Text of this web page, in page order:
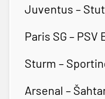
Juventus –
Paris SG – PSV
Sturm –
Arsenal –